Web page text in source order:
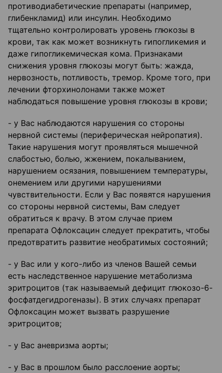
противодиабетические препараты (например,
глибенкламид) или инсулин. Необходимо
тщательно контролировать уровень глюкозы в
крови, так как может возникнуть гипогликемия и
даже гипогликемическая кома. Признаками
снижения уровня глюкозы могут быть: жажда,
нервозность, потливость, тремор. Кроме того, при
лечении фторхинолонами также может
наблюдаться повышение уровня глюкозы в крови;
- у Вас наблюдаются нарушения со стороны
нервной системы (периферическая нейропатия).
Такие нарушения могут проявляться мышечной
слабостью, болью, жжением, покалыванием,
нарушением осязания, повышением температуры,
онемением или другими нарушениями
чувствительности. Если у Вас появятся нарушения
со стороны нервной системы, Вам следует
обратиться к врачу. В этом случае прием
препарата Офлоксацин следует прекратить, чтобы
предотвратить развитие необратимых состояний;
- у Вас или у кого-либо из членов Вашей семьи
есть наследственное нарушение метаболизма
эритроцитов (так называемый дефицит глюкозо-6-
фосфатдегидрогеназы). В этих случаях препарат
Офлоксацин может вызвать разрушение
эритроцитов;
- у Вас аневризма аорты;
- у Вас в прошлом было расслоение аорты;